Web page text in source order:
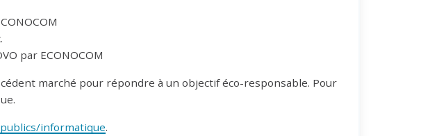
par ECONOCOM
marché pour répondre à un objectif éco-responsable. Pour
informatique.